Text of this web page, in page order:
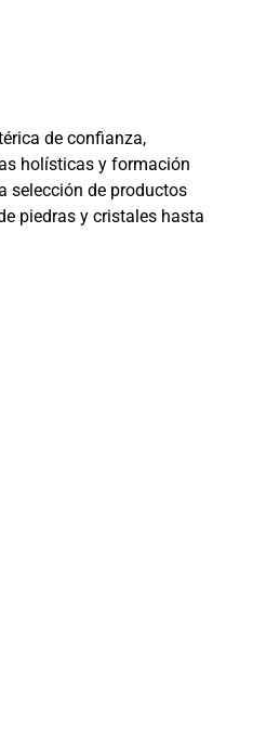
de confianza,
holísticas y formación
selección de productos
piedras y cristales hasta